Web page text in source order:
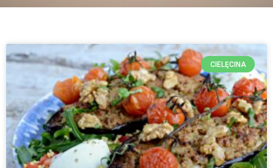
CIELĘCINA